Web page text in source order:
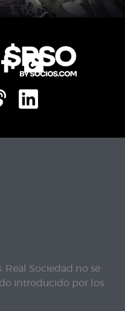
Real Sociedad no se
introducido por los